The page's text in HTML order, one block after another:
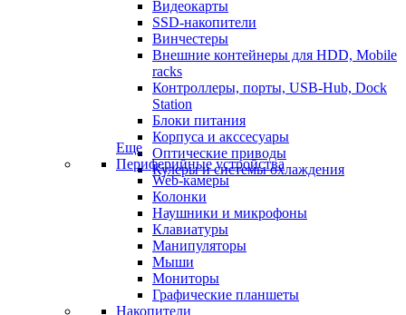
Видеокарты
SSD-накопители
Винчестеры
Внешние контейнеры для HDD, Mobile
racks
Контроллеры, порты, USB-Hub, Dock
Station
Блоки питания
Корпуса и акссесуары
Оптические приводы
Кулеры и системы охлаждения
Еще
Периферийные устройства
Web-камеры
Колонки
Наушники и микрофоны
Клавиатуры
Манипуляторы
Мыши
Мониторы
Графические планшеты
Накопители